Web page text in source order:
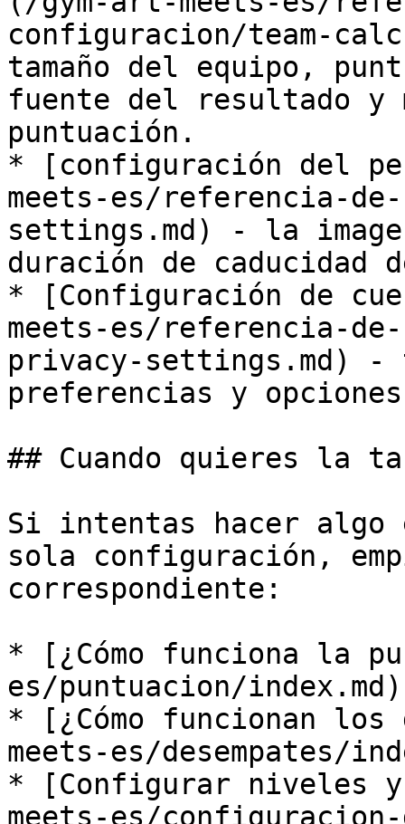
configuracion/team-
tamaño del equipo,
fuente del resultado y
puntuación.
* [configuración del
meets-es/referencia-
settings.md) - la
duración de caducidad
* [Configuración de
meets-es/referencia-
privacy-settings.md)
preferencias y
## Cuando quieres la
Si intentas hacer algo
sola configuración,
correspondiente:
* [¿Cómo funciona la
es/puntuacion/index.md)
* [¿Cómo funcionan los
meets-es/desempates/
* [Configurar niveles
meets-es/